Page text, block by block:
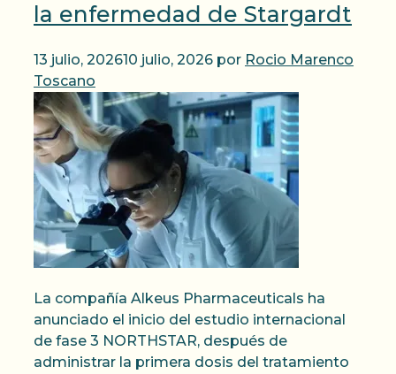
la enfermedad de Stargardt
13 julio, 202610 julio, 2026 por Rocio Marenco
Toscano
La compañía Alkeus Pharmaceuticals ha
anunciado el inicio del estudio internacional
de fase 3 NORTHSTAR, después de
administrar la primera dosis del tratamiento